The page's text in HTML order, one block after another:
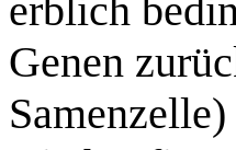
erblich
Genen